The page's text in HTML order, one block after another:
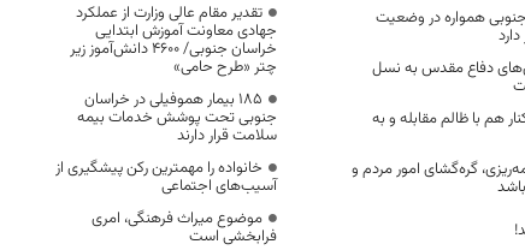
همواره در وضعیت
دفاع مقدس به نسل
هم با ظالم مقابله و به
گره‌گشای امور مردم و
تقدیر مقام عالی وزارت از عملکرد
جهادی معاونت آموزش ابتدایی
خراسان جنوبی/ ۴۶۰۰ دانش‌آموز زیر
چتر «طرح حامی»
۱۸۵ بیمار هموفیلی در خراسان
جنوبی تحت پوشش خدمات بیمه
سلامت قرار دارند
خانواده را مهمترین رکن پیشگیری از
آسیب‌های اجتماعی
موضوع میراث فرهنگی، امری
فرابخشی است